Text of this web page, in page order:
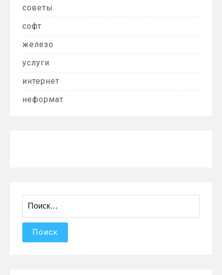
советы
софт
железо
услуги
интернет
неформат